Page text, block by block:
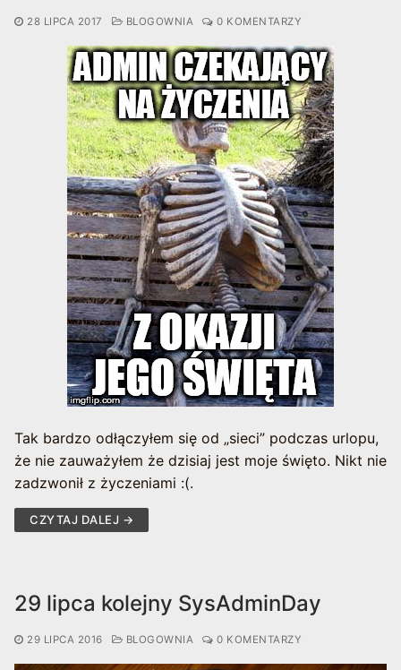
28 LIPCA 2017 BLOGOWNIA 0 KOMENTARZY
Tak bardzo odłączyłem się od „sieci” podczas urlopu,
że nie zauważyłem że dzisiaj jest moje święto. Nikt nie
zadzwonił z życzeniami :(.
CZYTAJ DALEJ →
29 lipca kolejny SysAdminDay
29 LIPCA 2016 BLOGOWNIA 0 KOMENTARZY